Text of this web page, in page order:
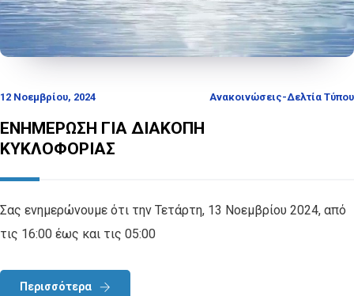
12 Νοεμβρίου, 2024 Ανακοινώσεις-Δελτία Τύπου
ΕΝΗΜΕΡΩΣΗ ΓΙΑ ΔΙΑΚΟΠΗ
ΚΥΚΛΟΦΟΡΙΑΣ
Σας ενημερώνουμε ότι την Τετάρτη, 13 Νοεμβρίου 2024, από
τις 16:00 έως και τις 05:00
Περισσότερα